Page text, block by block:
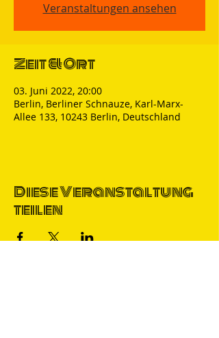
Veranstaltungen ansehen
Zeit & Ort
03. Juni 2022, 20:00
Berlin, Berliner Schnauze, Karl-Marx-
Allee 133, 10243 Berlin, Deutschland
Diese Veranstaltung
teilen